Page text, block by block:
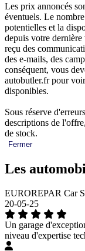
Les prix annoncés
éventuels. Le
potentielles et la
depuis votre
reçu des
des e-mails, des
conséquent, vous
autobutler.fr pour
disponibles.
Sous réserve
descriptions de
de stock.
Fermer
Les
EUROREPAR Car
20-05-25
Un garage
niveau d'expertise